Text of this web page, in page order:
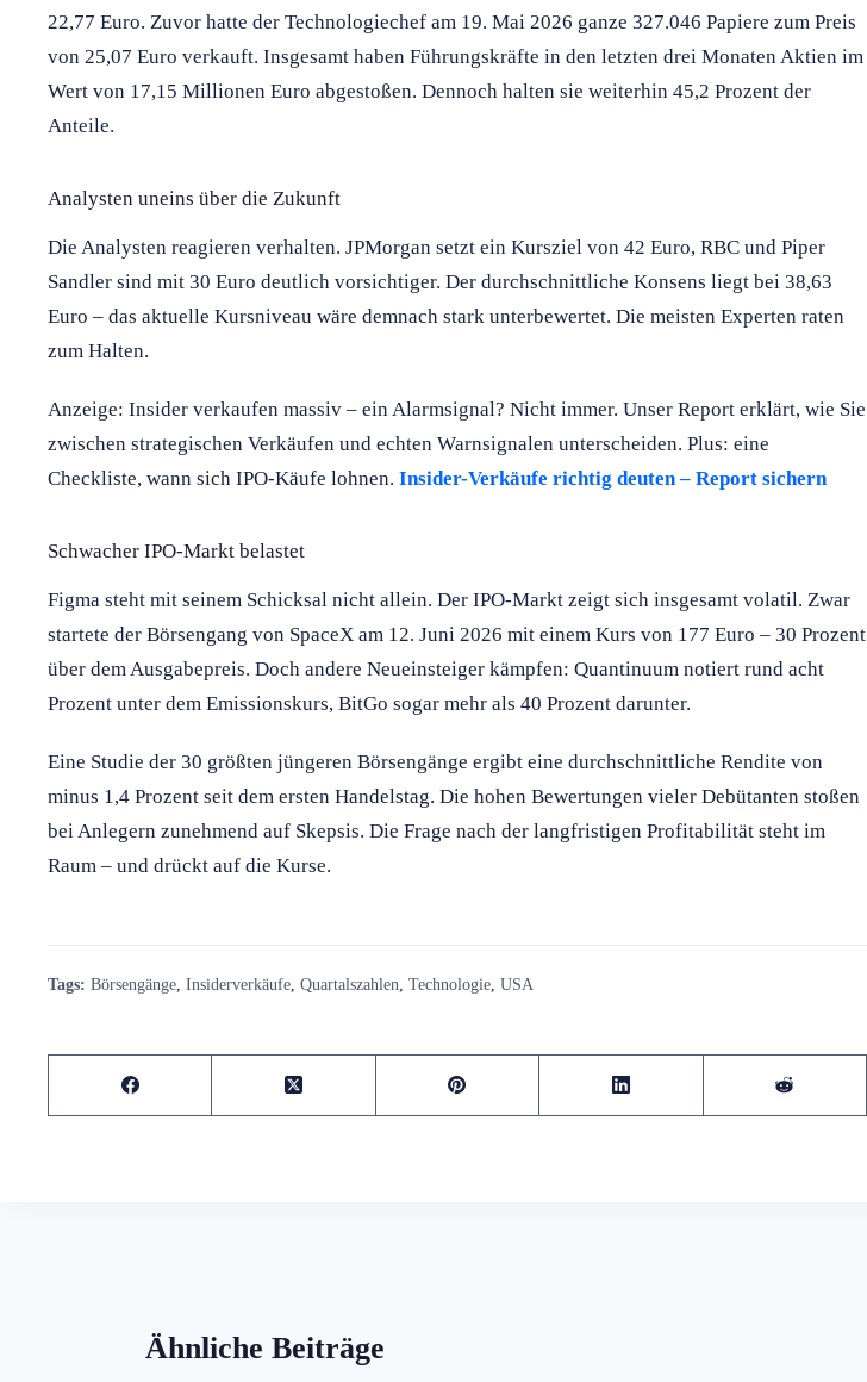
22,77 Euro. Zuvor hatte der Technologiechef am 19. Mai 2026 ganze 327.046 Papiere zum Preis
von 25,07 Euro verkauft. Insgesamt haben Führungskräfte in den letzten drei Monaten Aktien im
Wert von 17,15 Millionen Euro abgestoßen. Dennoch halten sie weiterhin 45,2 Prozent der
Anteile.
Analysten uneins über die Zukunft
Die Analysten reagieren verhalten. JPMorgan setzt ein Kursziel von 42 Euro, RBC und Piper
Sandler sind mit 30 Euro deutlich vorsichtiger. Der durchschnittliche Konsens liegt bei 38,63
Euro – das aktuelle Kursniveau wäre demnach stark unterbewertet. Die meisten Experten raten
zum Halten.
Anzeige: Insider verkaufen massiv – ein Alarmsignal? Nicht immer. Unser Report erklärt, wie Sie
zwischen strategischen Verkäufen und echten Warnsignalen unterscheiden. Plus: eine
Checkliste, wann sich IPO-Käufe lohnen. Insider-Verkäufe richtig deuten – Report sichern
Schwacher IPO-Markt belastet
Figma steht mit seinem Schicksal nicht allein. Der IPO-Markt zeigt sich insgesamt volatil. Zwar
startete der Börsengang von SpaceX am 12. Juni 2026 mit einem Kurs von 177 Euro – 30 Prozent
über dem Ausgabepreis. Doch andere Neueinsteiger kämpfen: Quantinuum notiert rund acht
Prozent unter dem Emissionskurs, BitGo sogar mehr als 40 Prozent darunter.
Eine Studie der 30 größten jüngeren Börsengänge ergibt eine durchschnittliche Rendite von
minus 1,4 Prozent seit dem ersten Handelstag. Die hohen Bewertungen vieler Debütanten stoßen
bei Anlegern zunehmend auf Skepsis. Die Frage nach der langfristigen Profitabilität steht im
Raum – und drückt auf die Kurse.
Tags: Börsengänge Insiderverkäufe Quartalszahlen Technologie USA
Ähnliche Beiträge